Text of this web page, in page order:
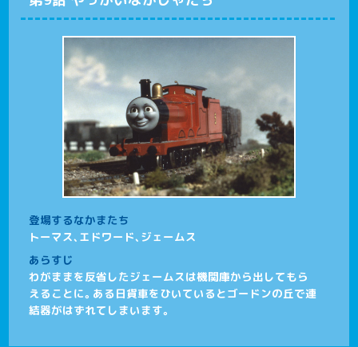
登場するなかまたち
トーマス、エドワード、ジェームス
あらすじ
わがままを反省したジェームスは機関庫から出してもら
えることに。ある日貨車をひいているとゴードンの丘で連
結器がはずれてしまいます。